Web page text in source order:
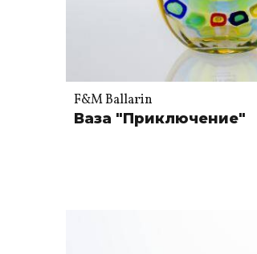
F&M Ballarin
Ваза "Приключение"